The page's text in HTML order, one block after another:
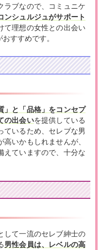
ラブなので、コミュニケ
ンシュルジュがサポート
て理想の女性との出会い
すすめです。
」と「品格」をコンセプ
の出会いを提供している
ているため、セレブな男
いかもしれませんが、
えていますので、十分な
して一流のセレブ紳士の
男性会員は、レベルの高